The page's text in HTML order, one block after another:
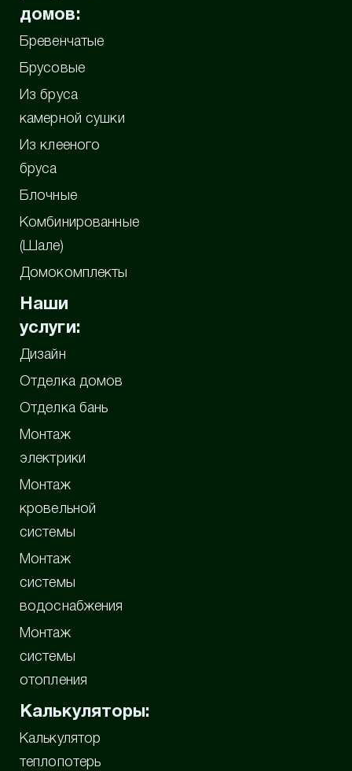
домов:
Бревенчатые
Брусовые
Из бруса
камерной сушки
Из клееного
бруса
Блочные
Комбинированные
(Шале)
Домокомплекты
Наши
услуги:
Дизайн
Отделка домов
Отделка бань
Монтаж
электрики
Монтаж
кровельной
системы
Монтаж
системы
водоснабжения
Монтаж
системы
отопления
Калькуляторы:
Калькулятор
теплопотерь